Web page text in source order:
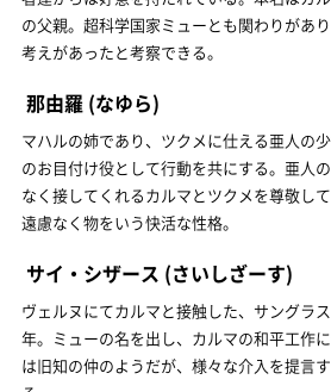
の父親。超科学国家ミューとも関わりがあ
考えがあったと考察できる。
那由羅 (なゆら)
マハルの姉であり、ツクメに仕える亜人の
のお目付け役として行動を共にする。亜人
なく接してくれるカルマとツクメを尊敬し
遠慮なく物をいう快活な性格。
サイ・シザース (さいしざーす)
ヴェルヌにてカルマと接触した、サングラ
年。ミューの名を出し、カルマの和平工作
は旧知の仲のようだが、様々な介入を提言